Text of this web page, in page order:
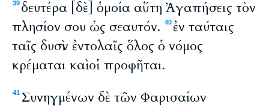
39 δευτέρα [δὲ] ὁμοία αὕτη Ἀγαπήσεις τὸν
πλησίον σου ὡς σεαυτόν.
40 ἐν ταύταις
ταῖς δυσὶν ἐντολαῖς ὅλος ὁ νόμος
κρέμαται καὶ οἱ προφῆται.
41 Συνηγμένων δὲ τῶν Φαρισαίων